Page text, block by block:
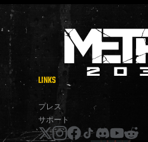
METRO2039
LINKS
プレス
サポート
x instagram
facebook
tiktokdiscord
youtube
reddit